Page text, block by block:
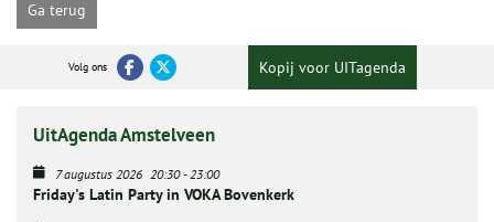
Ga terug
Volg ons Kopij voor UITagenda
UitAgenda Amstelveen
7 augustus 2026 20:30-23:00
Friday's Latin Party in VOKA Bovenkerk